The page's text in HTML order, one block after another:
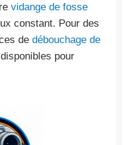
vidange de fosse
constant. Pour des
de débouchage de
pour